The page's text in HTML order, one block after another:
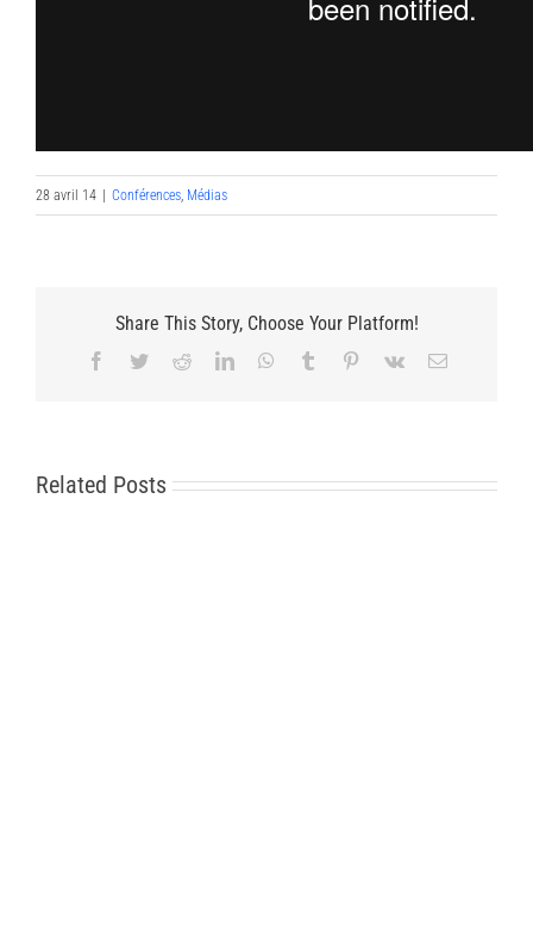
28 avril 14 | Conférences Médias
Share This Story, Choose Your Platform!
Facebook
TwitterRedditLinkedInWhatsApp
Tumblr Pinterest
Vk Email
Related Posts